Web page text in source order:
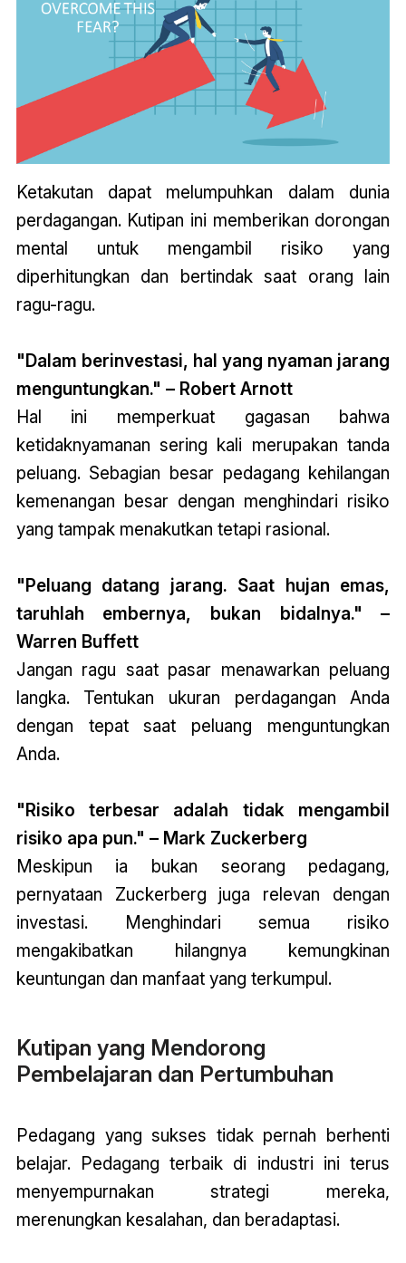
Ketakutan dapat melumpuhkan dalam dunia
perdagangan. Kutipan ini memberikan dorongan
mental untuk mengambil risiko yang
diperhitungkan dan bertindak saat orang lain
ragu-ragu.
"Dalam berinvestasi, hal yang nyaman jarang
menguntungkan." – Robert Arnott
Hal ini memperkuat gagasan bahwa
ketidaknyamanan sering kali merupakan tanda
peluang. Sebagian besar pedagang kehilangan
kemenangan besar dengan menghindari risiko
yang tampak menakutkan tetapi rasional.
"Peluang datang jarang. Saat hujan emas,
taruhlah embernya, bukan bidalnya." –
Warren Buffett
Jangan ragu saat pasar menawarkan peluang
langka. Tentukan ukuran perdagangan Anda
dengan tepat saat peluang menguntungkan
Anda.
"Risiko terbesar adalah tidak mengambil
risiko apa pun." – Mark Zuckerberg
Meskipun ia bukan seorang pedagang,
pernyataan Zuckerberg juga relevan dengan
investasi. Menghindari semua risiko
mengakibatkan hilangnya kemungkinan
keuntungan dan manfaat yang terkumpul.
Kutipan yang Mendorong
Pembelajaran dan Pertumbuhan
Pedagang yang sukses tidak pernah berhenti
belajar. Pedagang terbaik di industri ini terus
menyempurnakan strategi mereka,
merenungkan kesalahan, dan beradaptasi.